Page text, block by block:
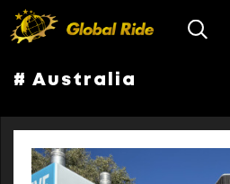
FEATURE
# Australia